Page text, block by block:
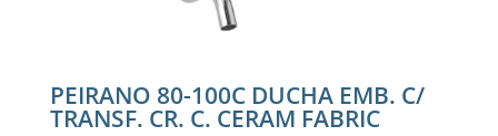
PEIRANO 80-100C DUCHA EMB. C/
TRANSF. CR. C. CERAM FABRIC